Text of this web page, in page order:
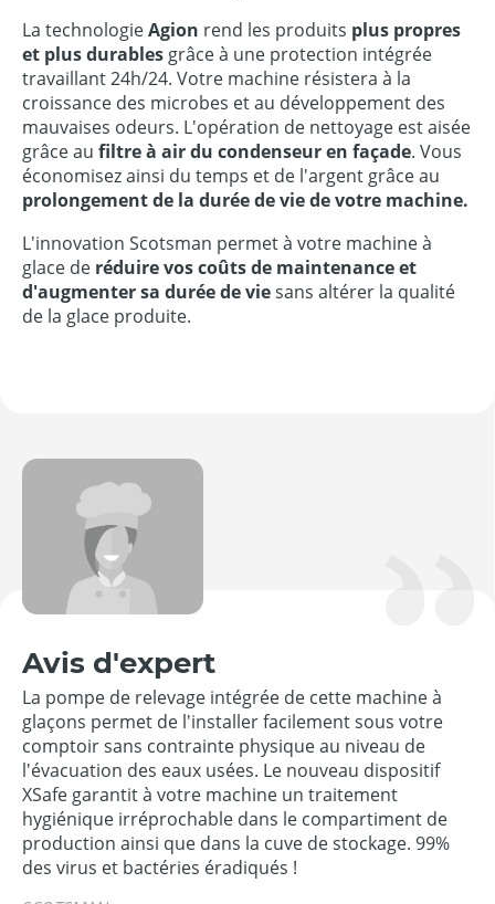
La technologieAgion rend les produits plus propres
et plus durables grâce à une protection intégrée
travaillant 24h/24. Votre machine résistera à la
croissance des microbes et au développement des
mauvaises odeurs. L'opération de nettoyage est aisée
grâce au filtre à air du condenseur en façade. Vous
économisez ainsi du temps et de l'argent grâce au
prolongement de la durée de vie de votre machine.
L'innovation Scotsman permet à votre machine à
glace de réduire vos coûts de maintenance et
d'augmenter sa durée de viesans altérer la qualité
de la glace produite.
Avis d'expert
La pompe de relevage intégrée de cette machine à
glaçons permet de l'installer facilement sous votre
comptoir sans contrainte physique au niveau de
l'évacuation des eaux usées. Le nouveau dispositif
XSafe garantit à votre machine un traitement
hygiénique irréprochable dans le compartiment de
production ainsi que dans la cuve de stockage. 99%
des virus et bactéries éradiqués !